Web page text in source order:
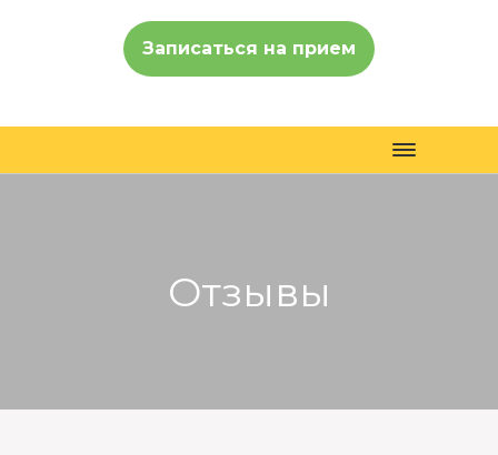
Записаться на прием
Toggle
navigation
Отзывы